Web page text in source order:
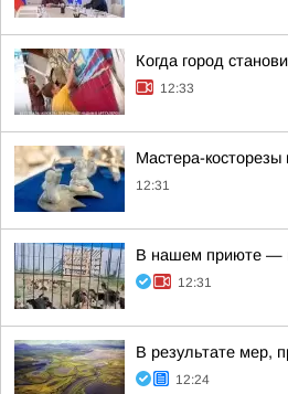
Когда город
12:33
Мастера-косторезы
12:31
В нашем приюте —
12:31
В результате мер,
12:24